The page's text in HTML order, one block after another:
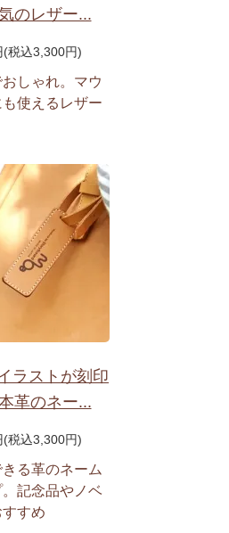
のレザー...
(税込3,300円)
しゃれ。マウ
使えるレザー
ラストが刻印
革のネー...
(税込3,300円)
る革のネーム
記念品やノベ
すめ